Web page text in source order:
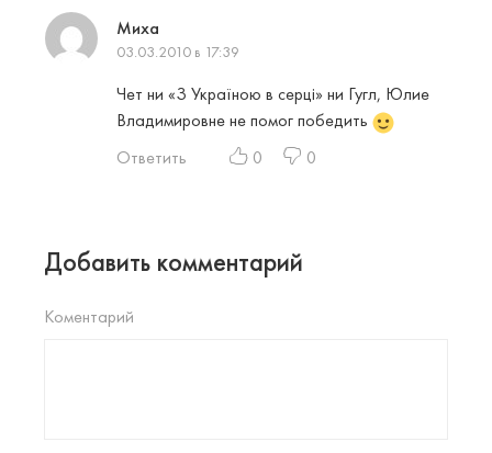
Миха
03.03.2010 в 17:39
Чет ни «З Україною в серці» ни Гугл, Юлие
Владимировне не помог победить
Ответить
0 0
Добавить комментарий
Коментарий